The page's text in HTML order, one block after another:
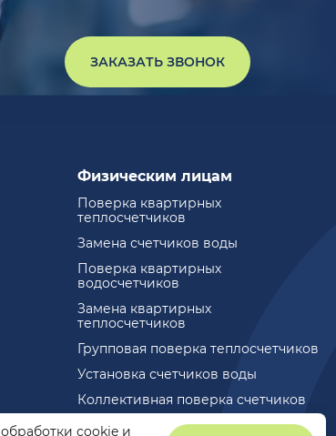
ЗАКАЗАТЬ ЗВОНОК
Физическим лицам
Поверка квартирных
теплосчетчиков
Замена счетчиков воды
Поверка квартирных
водосчетчиков
Замена квартирных
теплосчетчиков
Групповая поверка теплосчетчиков
Установка счетчиков воды
Коллективная поверка счетчиков
обработки cookie и